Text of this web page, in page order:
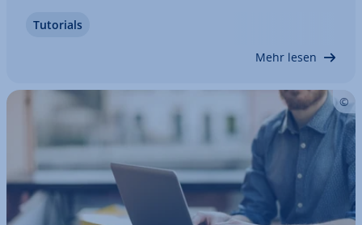
Browsern mit – z. B. in Bezug auf das Managment
Tutorials
Mehr lesen